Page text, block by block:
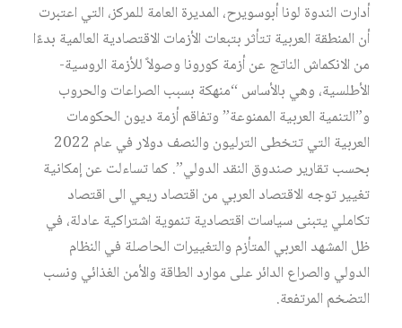
أدارت الندوة لونا أبوسويرح، المديرة العامة للمركز، التي اعتبرت
أن المنطقة العربية تتأثر بتبعات الأزمات الاقتصادية العالمية بدءًا
من الانكماش الناتج عن أزمة كورونا وصولاً للأزمة الروسية-
الأطلسية، وهي بالأساس “منهكة بسبب الصراعات والحروب
و”التنمية العربية الممنوعة” وتفاقم أزمة ديون الحكومات
العربية التي تتخطى الترليون والنصف دولار في عام 2022
بحسب تقارير صندوق النقد الدولي”. كما تساءلت عن إمكانية
تغيير توجه الاقتصاد العربي من اقتصاد ريعي الى اقتصاد
تكاملي يتبنى سياسات اقتصادية تنموية اشتراكية عادلة، في
ظل المشهد العربي المتأزم والتغييرات الحاصلة في النظام
الدولي والصراع الدائر على موارد الطاقة والأمن الغذائي ونسب
التضخم المرتفعة.